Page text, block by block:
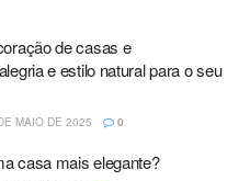
de casas e
e estilo natural para o seu
MAIO DE 2025 0
casa mais elegante?